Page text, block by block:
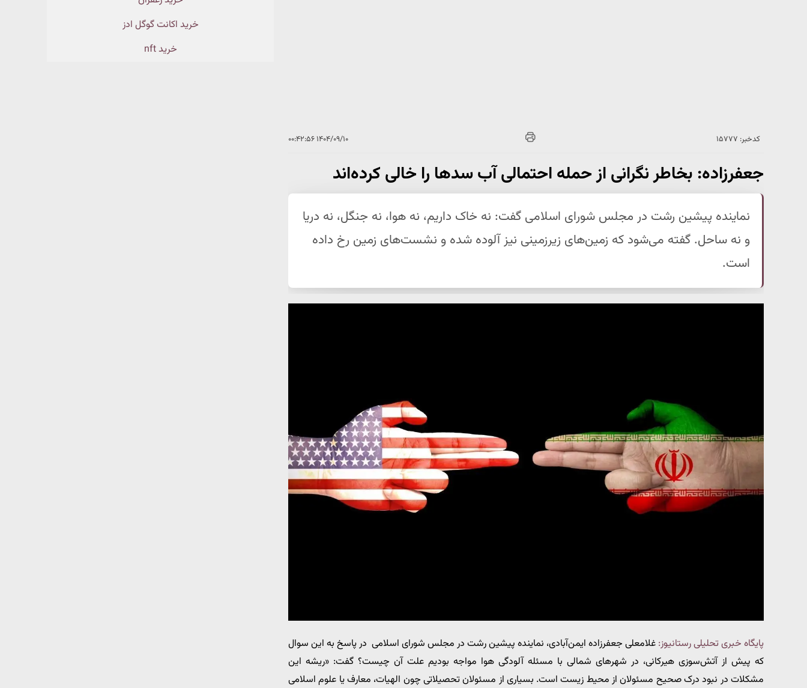
کدخبر: ۱۵۷۷۷ ۱۴۰۴/۰۹/۱۰ ۰۰:۴۲:۵۶
جعفرزاده: بخاطر نگرانی از حمله احتمالی آب سدها را خالی کرده‌اند
نماینده پیشین رشت در مجلس شورای اسلامی گفت: نه خاک داریم، نه هوا، نه جنگل، نه دریا
و نه ساحل. گفته می‌شود که زمین‌های زیرزمینی نیز آلوده شده و نشست‌های زمین رخ داده
است.
پایگاه خبری تحلیلی رستانیوز: غلامعلی جعفرزاده ایمن‌آبادی، نماینده پیشین رشت در مجلس شورای اسلامی در پاسخ به این سوال
که پیش از آتش‌سوزی هیرکانی، در شهرهای شمالی با مسئله آلودگی هوا مواجه بودیم علت آن چیست؟ گفت: «ریشه این
مشکلات در نبود درک صحیح مسئولان از محیط زیست است. بسیاری از مسئولان تحصیلاتی چون الهیات، معارف یا علوم اسلامی
خرید اکانت گوگل ادز
خرید nft